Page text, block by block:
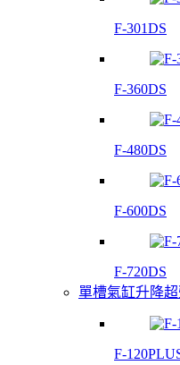
F-301DS
F-360DS
F-480DS
F-600DS
F-720DS
單槽氣缸升降
F-